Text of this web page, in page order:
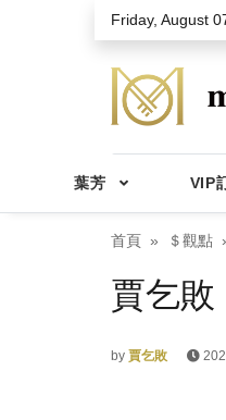
Skip to main content
Friday, August
葉芳 VIP
首頁 ＄觀點
賈乞敗
by 賈乞敗